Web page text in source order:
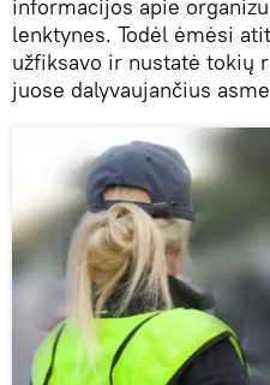
informacijos apie
lenktynes. Todėl ėmėsi
užfiksavo ir nustatė tokių
juose dalyvaujančius